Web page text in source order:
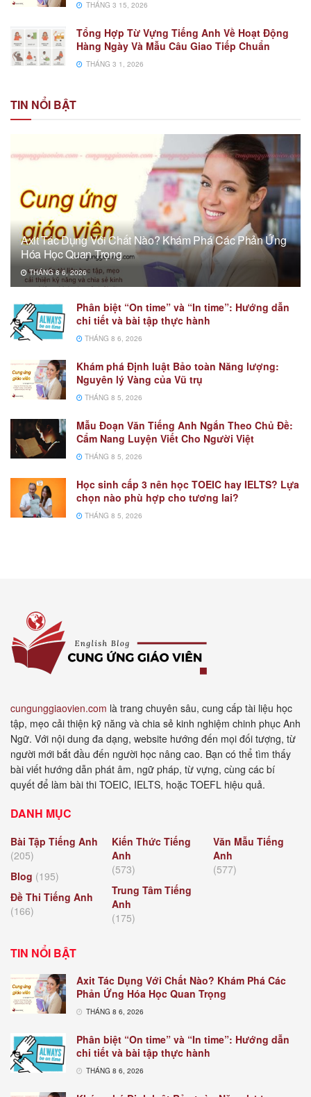
THÁNG 3 15, 2026
Tổng Hợp Từ Vựng Tiếng Anh Về Hoạt Động
Hàng Ngày Và Mẫu Câu Giao Tiếp Chuẩn
THÁNG 3 1, 2026
TIN NỔI BẬT
Axit Tác Dụng Với Chất Nào? Khám Phá Các Phản Ứng
Hóa Học Quan Trọng
THÁNG 8 6, 2026
Phân biệt “On time” và “In time”: Hướng dẫn
chi tiết và bài tập thực hành
THÁNG 8 6, 2026
Khám phá Định luật Bảo toàn Năng lượng:
Nguyên lý Vàng của Vũ trụ
THÁNG 8 5, 2026
Mẫu Đoạn Văn Tiếng Anh Ngắn Theo Chủ Đề:
Cẩm Nang Luyện Viết Cho Người Việt
THÁNG 8 5, 2026
Học sinh cấp 3 nên học TOEIC hay IELTS? Lựa
chọn nào phù hợp cho tương lai?
THÁNG 8 5, 2026
cungunggiaovien.com là trang chuyên sâu, cung cấp tài liệu học
tập, mẹo cải thiện kỹ năng và chia sẻ kinh nghiệm chinh phục Anh
Ngữ. Với nội dung đa dạng, website hướng đến mọi đối tượng, từ
người mới bắt đầu đến người học nâng cao. Bạn có thể tìm thấy
bài viết hướng dẫn phát âm, ngữ pháp, từ vựng, cùng các bí
quyết để làm bài thi TOEIC, IELTS, hoặc TOEFL hiệu quả.
DANH MỤC
Bài Tập Tiếng Anh
(205)
Blog (195)
Đề Thi Tiếng Anh
(166)
Kiến Thức Tiếng
Anh
(573)
Trung Tâm Tiếng
Anh
(175)
Văn Mẫu Tiếng
Anh
(577)
TIN NỔI BẬT
Axit Tác Dụng Với Chất Nào? Khám Phá Các
Phản Ứng Hóa Học Quan Trọng
THÁNG 8 6, 2026
Phân biệt “On time” và “In time”: Hướng dẫn
chi tiết và bài tập thực hành
THÁNG 8 6, 2026